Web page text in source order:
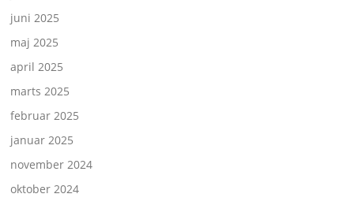
juni 2025
maj 2025
april 2025
marts 2025
februar 2025
januar 2025
november 2024
oktober 2024